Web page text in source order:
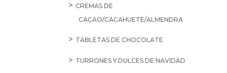
CREMAS DE
CACAO/CACAHUETE/ALMENDRA
TABLETAS DE CHOCOLATE
TURRONES Y DULCES DE NAVIDAD